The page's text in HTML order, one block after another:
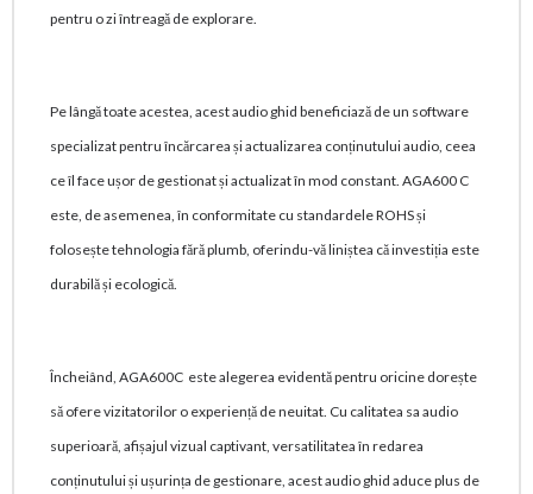
pentru o zi întreagă de explorare.
Pe lângă toate acestea, acest audio ghid beneficiază de un software
specializat pentru încărcarea și actualizarea conținutului audio, ceea
ce îl face ușor de gestionat și actualizat în mod constant. AGA600 C
este, de asemenea, în conformitate cu standardele ROHS și
folosește tehnologia fără plumb, oferindu-vă liniștea că investiția este
durabilă și ecologică.
Încheiând, AGA600C este alegerea evidentă pentru oricine dorește
să ofere vizitatorilor o experiență de neuitat. Cu calitatea sa audio
superioară, afișajul vizual captivant, versatilitatea în redarea
conținutului și ușurința de gestionare, acest audio ghid aduce plus de